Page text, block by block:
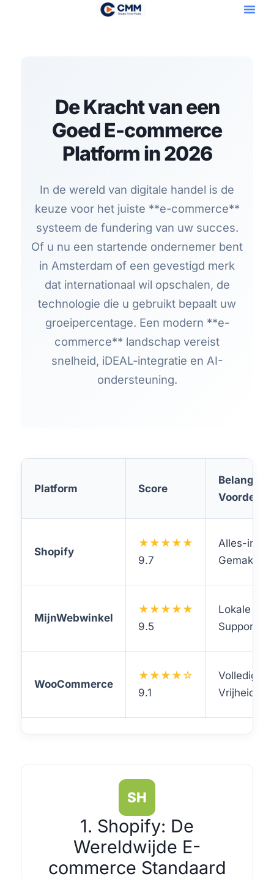
De Kracht van een
Goed E-commerce
Platform in 2026
In de wereld van digitale handel is de
keuze voor het juiste **e-commerce**
systeem de fundering van uw succes.
Of u nu een startende ondernemer bent
in Amsterdam of een gevestigd merk
dat internationaal wil opschalen, de
technologie die u gebruikt bepaalt uw
groeipercentage. Een modern **e-
commerce** landschap vereist
snelheid, iDEAL-integratie en AI-
ondersteuning.
Platform Score
Voordeel
Shopify
★★★★★
9.7
Alles-in-
Gemak
MijnWebwinkel
★★★★★
9.5
Lokale NL
Support
WooCommerce
★★★★☆
9.1
Volledige
Vrijheid
SH
1. Shopify: De
Wereldwijde E-
commerce Standaard